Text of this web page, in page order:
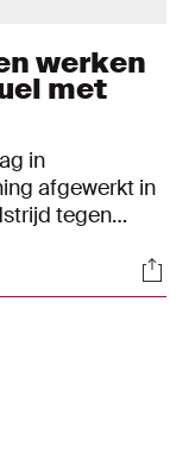
werken
met
in
afgewerkt in
tegen
voorronde van